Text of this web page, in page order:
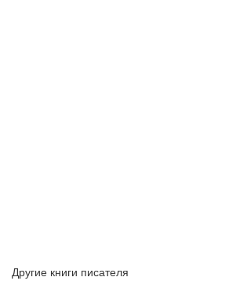
Другие книги писателя